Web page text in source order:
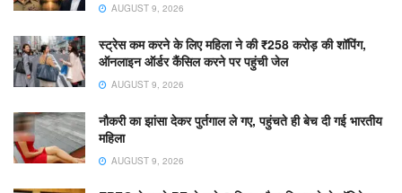
AUGUST 9, 2026
स्ट्रेस कम करने के लिए महिला ने की ₹258 करोड़ की शॉपिंग,
ऑनलाइन ऑर्डर कैंसिल करने पर पहुंची जेल
AUGUST 9, 2026
नौकरी का झांसा देकर पुर्तगाल ले गए, पहुंचते ही बेच दी गई भारतीय
महिला
AUGUST 9, 2026